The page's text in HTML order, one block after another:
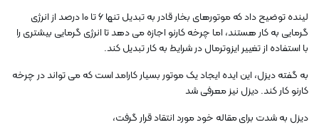
لینده توضیح داد که موتورهای بخار قادر به تبدیل تنها ۶ تا ۱۰ درصد از انرژی
گرمایی به کار هستند، اما چرخه کارنو اجازه می دهد تا انرژی گرمایی بیشتری را
با استفاده از تغییر ایزوترمال در شرایط به کار تبدیل کند.
به گفته دیزل، این ایده ایجاد یک موتور بسیار کارامد است که می تواند در چرخه
کارنو کار کند. دیزل نیز معرفی شد
دیزل به شدت برای مقاله خود مورد انتقاد قرار گرفت،